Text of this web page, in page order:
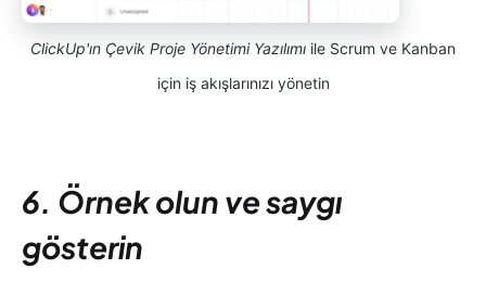
ClickUp'ın Çevik Proje Yönetimi Yazılımı ile Scrum ve Kanban
için iş akışlarınızı yönetin
6. Örnek olun ve saygı
gösterin